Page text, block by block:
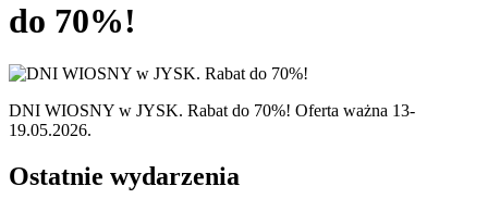
do 70%!
DNI WIOSNY w JYSK. Rabat do 70%! Oferta ważna 13-
19.05.2026.
Ostatnie wydarzenia